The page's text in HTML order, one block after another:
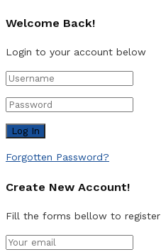
Welcome Back!
Login to your account below
Forgotten Password?
Create New Account!
Fill the forms bellow to register